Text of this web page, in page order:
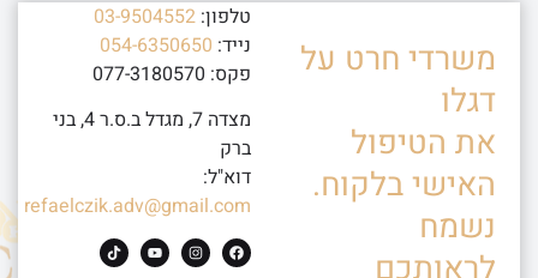
משרדי חרט על
דגלו
את הטיפול
האישי בלקוח.
נשמח
טלפון: 03-9504552
נייד: 054-6350650
פקס: 077-3180570
מצדה 7, מגדל ב.ס.ר 4, בני
ברק
דוא"ל:
refaelczik.adv@gmail.com